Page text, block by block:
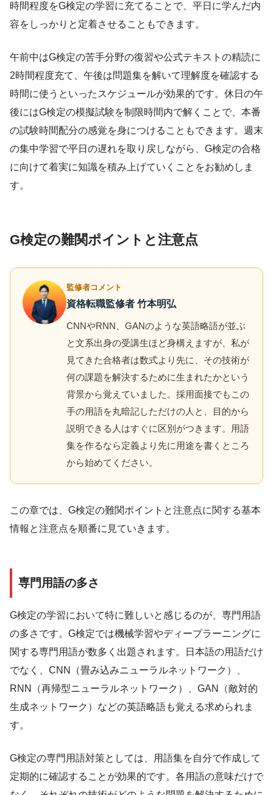
時間程度をG検定の学習に充てることで、平日に学んだ内
容をしっかりと定着させることもできます。
午前中はG検定の苦手分野の復習や公式テキストの精読に
2時間程度充て、午後は問題集を解いて理解度を確認する
時間に使うといったスケジュールが効果的です。休日の午
後にはG検定の模擬試験を制限時間内で解くことで、本番
の試験時間配分の感覚を身につけることもできます。週末
の集中学習で平日の遅れを取り戻しながら、G検定の合格
に向けて着実に知識を積み上げていくことをお勧めしま
す。
G検定の難関ポイントと注意点
監修者コメント
資格転職監修者 竹本明弘
CNNやRNN、GANのような英語略語が並ぶ
と文系出身の受講生ほど身構えますが、私が
見てきた合格者は数式より先に、その技術が
何の課題を解決するために生まれたかという
背景から覚えていました。採用面接でもこの
手の用語を丸暗記しただけの人と、目的から
説明できる人はすぐに区別がつきます。用語
集を作るなら定義より先に用途を書くところ
から始めてください。
この章では、G検定の難関ポイントと注意点に関する基本
情報と注意点を順番に見ていきます。
専門用語の多さ
G検定の学習において特に難しいと感じるのが、専門用語
の多さです。G検定では機械学習やディープラーニングに
関する専門用語が数多く出題されます。日本語の用語だけ
でなく、CNN（畳み込みニューラルネットワーク）、
RNN（再帰型ニューラルネットワーク）、GAN（敵対的
生成ネットワーク）などの英語略語も覚える求められま
す。
G検定の専門用語対策としては、用語集を自分で作成して
定期的に確認することが効果的です。各用語の意味だけで